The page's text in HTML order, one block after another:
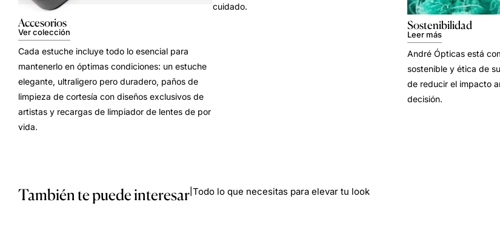
Accesorios
Ver colección
Cada estuche incluye todo lo esencial para
mantenerlo en óptimas condiciones: un estuche
elegante, ultraligero pero duradero, paños de
limpieza de cortesía con diseños exclusivos de
artistas y recargas de limpiador de lentes de por
vida.
cuidado.
Sostenibilidad
Leer más
André Ópticas está
sostenible y ética de
de reducir el impacto
decisión.
También te puede interesar Todo lo que necesitas para elevar tu look